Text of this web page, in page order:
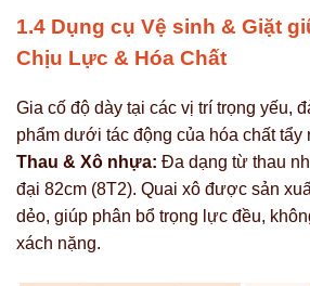
1.4 Dụng cụ Vệ sinh & Giặt
Chịu Lực & Hóa Chất
Gia cố độ dày tại các vị trí trọng yếu,
phẩm dưới tác động của hóa chất tẩy
Thau & Xô nhựa: Đa dạng từ thau
đại 82cm (8T2). Quai xô được sản
dẻo, giúp phân bổ trọng lực đều,
xách nặng.